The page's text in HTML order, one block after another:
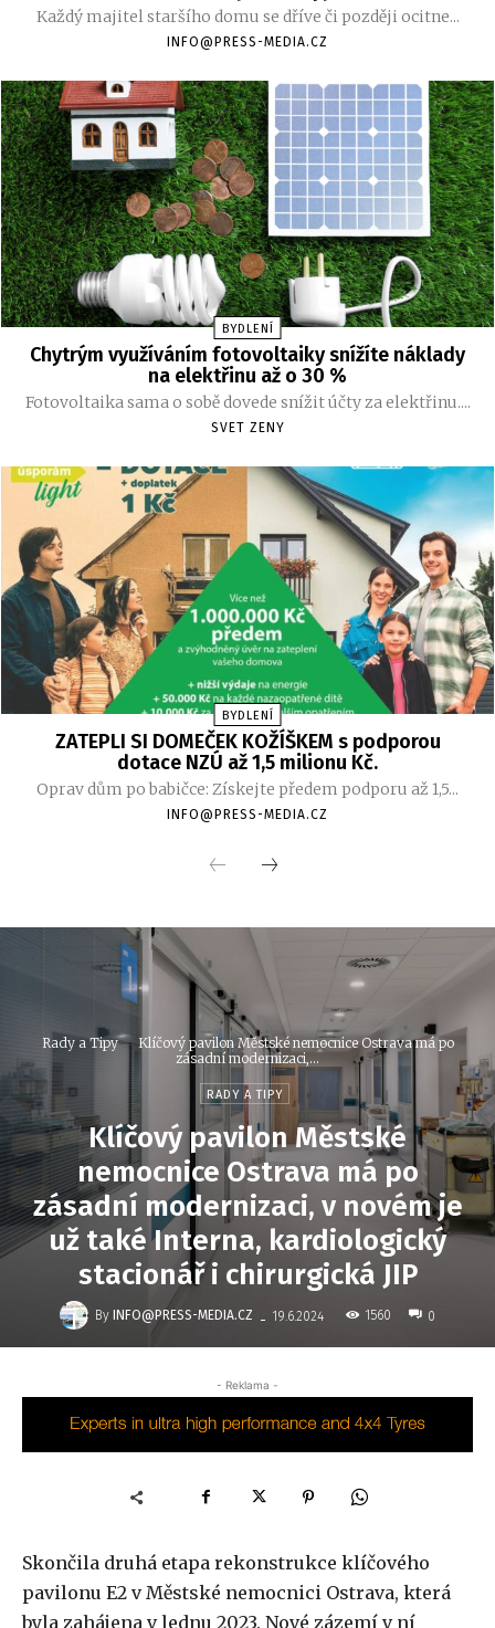
Každý majitel staršího domu se dříve či později ocitne...
INFO@PRESS-MEDIA.CZ
BYDLENÍ
Chytrým využíváním fotovoltaiky snížíte náklady
na elektřinu až o 30 %
Fotovoltaika sama o sobě dovede snížit účty za elektřinu....
SVET ZENY
BYDLENÍ
ZATEPLI SI DOMEČEK KOŽÍŠKEM s podporou
dotace NZÚ až 1,5 milionu Kč.
Oprav dům po babičce: Získejte předem podporu až 1,5...
INFO@PRESS-MEDIA.CZ